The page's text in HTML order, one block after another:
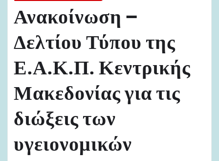
Ανακοίνωση –
Δελτίου Τύπου της
Ε.Α.Κ.Π. Κεντρικής
Μακεδονίας για τις
διώξεις των
υγειονομικών